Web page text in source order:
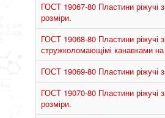
ГОСТ 19067-80 Пластини ріжучі
розміри.
ГОСТ 19068-80 Пластини ріжучі
стружколомающімі канавками на
ГОСТ 19069-80 Пластини ріжучі
ГОСТ 19070-80 Пластини ріжучі
розміри.